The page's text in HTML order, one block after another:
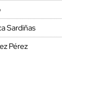
Sardiñas
Pérez